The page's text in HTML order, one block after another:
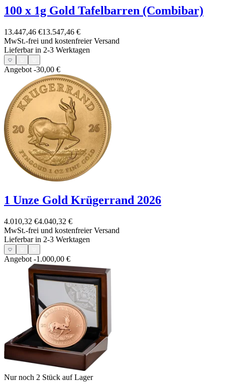
100 x 1g Gold Tafelbarren (Combibar)
13.447,46 €13.547,46 €
MwSt.-frei und kostenfreier Versand
Lieferbar in 2-3 Werktagen
Angebot -30,00 €
1 Unze Gold Krügerrand 2026
4.010,32 €4.040,32 €
MwSt.-frei und kostenfreier Versand
Lieferbar in 2-3 Werktagen
Angebot -1.000,00 €
Nur noch 2 Stück auf Lager